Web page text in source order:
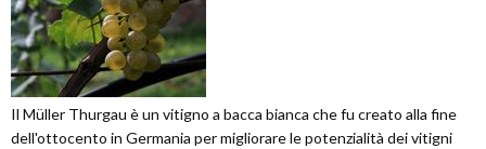
Il Müller Thurgau è un vitigno a bacca bianca che fu creato alla fine
dell'ottocento in Germania per migliorare le potenzialità dei vitigni